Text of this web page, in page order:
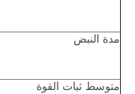
مدة النبض
متوسط ​​ثبات القوة